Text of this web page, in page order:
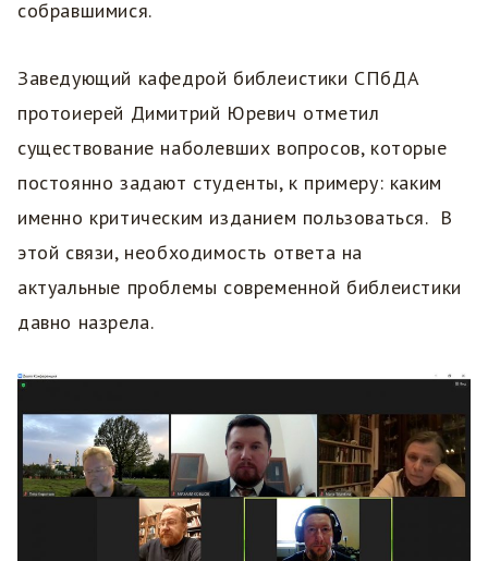
собравшимися.
Заведующий кафедрой библеистики СПбДА
протоиерей Димитрий Юревич отметил
существование наболевших вопросов, которые
постоянно задают студенты, к примеру: каким
именно критическим изданием пользоваться. В
этой связи, необходимость ответа на
актуальные проблемы современной библеистики
давно назрела.